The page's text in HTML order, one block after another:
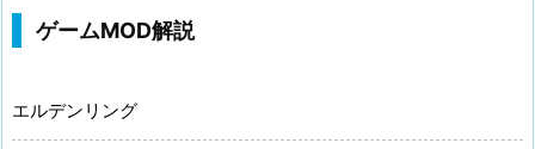
ゲームMOD解説
エルデンリング